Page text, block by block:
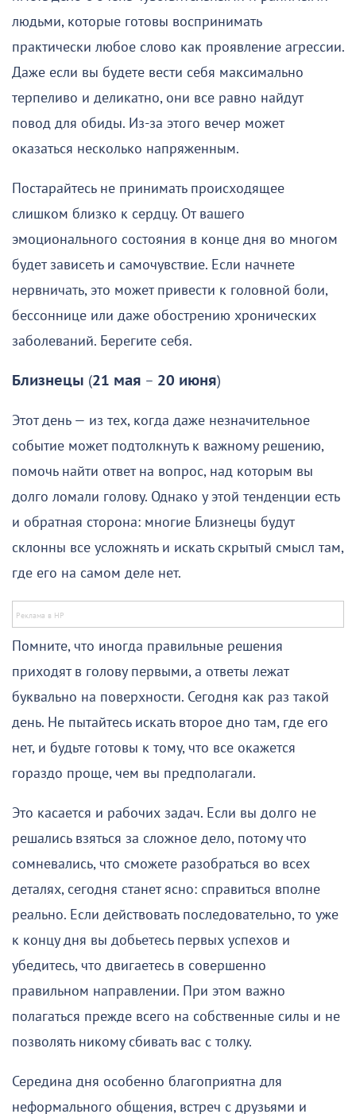
людьми, которые готовы воспринимать
практически любое слово как проявление агрессии.
Даже если вы будете вести себя максимально
терпеливо и деликатно, они все равно найдут
повод для обиды. Из-за этого вечер может
оказаться несколько напряженным.
Постарайтесь не принимать происходящее
слишком близко к сердцу. От вашего
эмоционального состояния в конце дня во многом
будет зависеть и самочувствие. Если начнете
нервничать, это может привести к головной боли,
бессоннице или даже обострению хронических
заболеваний. Берегите себя.
Близнецы (21 мая – 20 июня)
Этот день — из тех, когда даже незначительное
событие может подтолкнуть к важному решению,
помочь найти ответ на вопрос, над которым вы
долго ломали голову. Однако у этой тенденции есть
и обратная сторона: многие Близнецы будут
склонны все усложнять и искать скрытый смысл там,
где его на самом деле нет.
Помните, что иногда правильные решения
приходят в голову первыми, а ответы лежат
буквально на поверхности. Сегодня как раз такой
день. Не пытайтесь искать второе дно там, где его
нет, и будьте готовы к тому, что все окажется
гораздо проще, чем вы предполагали.
Это касается и рабочих задач. Если вы долго не
решались взяться за сложное дело, потому что
сомневались, что сможете разобраться во всех
деталях, сегодня станет ясно: справиться вполне
реально. Если действовать последовательно, то уже
к концу дня вы добьетесь первых успехов и
убедитесь, что двигаетесь в совершенно
правильном направлении. При этом важно
полагаться прежде всего на собственные силы и не
позволять никому сбивать вас с толку.
Середина дня особенно благоприятна для
неформального общения, встреч с друзьями и